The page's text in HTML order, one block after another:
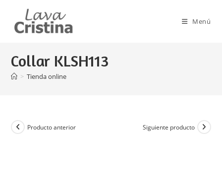
contenido
Menú
Collar KLSH113
> Tienda online
Producto anterior Siguiente producto